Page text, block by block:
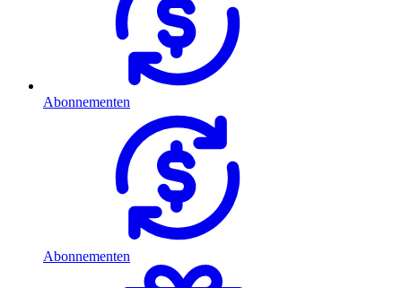
Abonnementen
Abonnementen